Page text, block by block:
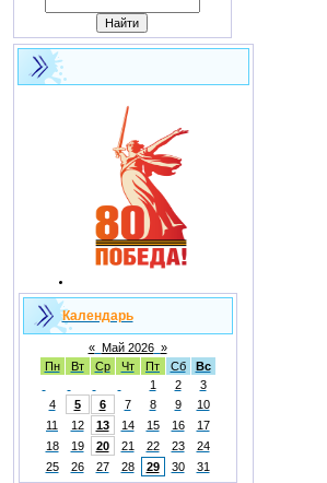
Календарь
« Май 2026 »
Пн
Вт Ср Чт Пт Сб
Вс
1
2
3
4
5 6 7 8 9
10
11
12 13 14 15 16
17
18
19 20 21 22 23
24
25
26 27 28 29 30 31